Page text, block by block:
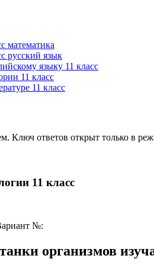
математика
русский язык
языку 11 класс
11 класс
11 класс
Ключ ответов открыт только в
11 класс
№:
организмов